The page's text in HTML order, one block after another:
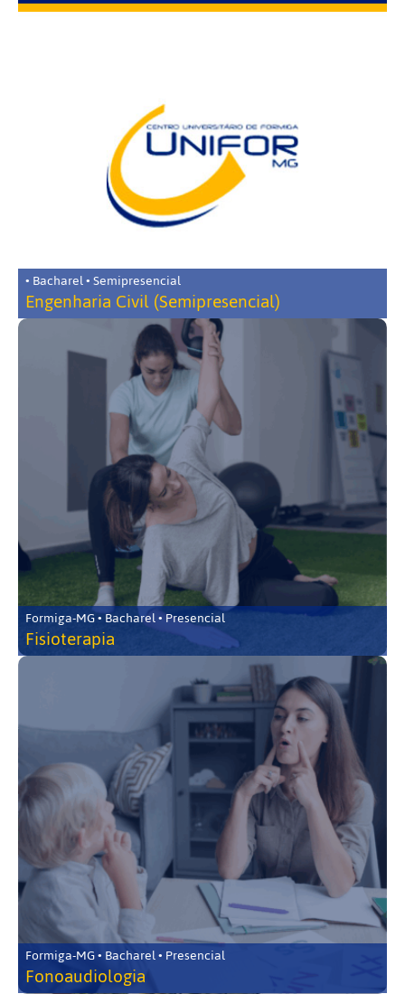
• Bacharel • Semipresencial
Engenharia Civil (Semipresencial)
Formiga-MG • Bacharel • Presencial
Fisioterapia
Formiga-MG • Bacharel • Presencial
Fonoaudiologia